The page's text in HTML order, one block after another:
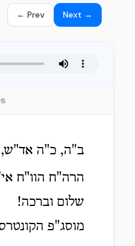
← Prev Next →
ב"ה, כ"ה אד"ש,
הרה"ח הוו"ח
שלום וברכה!
מוסג"פ